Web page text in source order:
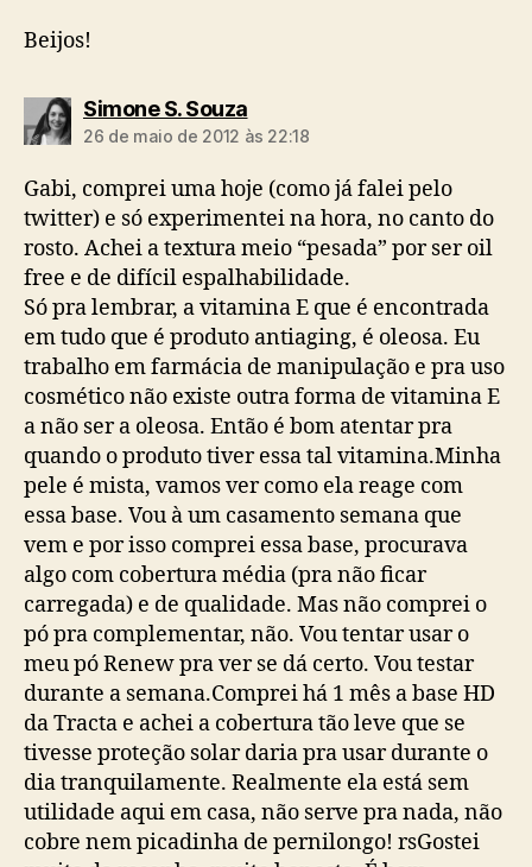
Beijos!
Simone S. Souzadiz:
26 de maio de 2012 às 22:18
Gabi, comprei uma hoje (como já falei pelo
twitter) e só experimentei na hora, no canto do
rosto. Achei a textura meio “pesada” por ser oil
free e de difícil espalhabilidade.
Só pra lembrar, a vitamina E que é encontrada
em tudo que é produto antiaging, é oleosa. Eu
trabalho em farmácia de manipulação e pra uso
cosmético não existe outra forma de vitamina E
a não ser a oleosa. Então é bom atentar pra
quando o produto tiver essa tal vitamina.Minha
pele é mista, vamos ver como ela reage com
essa base. Vou à um casamento semana que
vem e por isso comprei essa base, procurava
algo com cobertura média (pra não ficar
carregada) e de qualidade. Mas não comprei o
pó pra complementar, não. Vou tentar usar o
meu pó Renew pra ver se dá certo. Vou testar
durante a semana.Comprei há 1 mês a base HD
da Tracta e achei a cobertura tão leve que se
tivesse proteção solar daria pra usar durante o
dia tranquilamente. Realmente ela está sem
utilidade aqui em casa, não serve pra nada, não
cobre nem picadinha de pernilongo! rsGostei